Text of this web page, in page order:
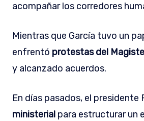
acompañar los corredores
Mientras que García tuvo un
enfrentó protestas del
y alcanzado acuerdos.
En días pasados, el
ministerial para estructurar un